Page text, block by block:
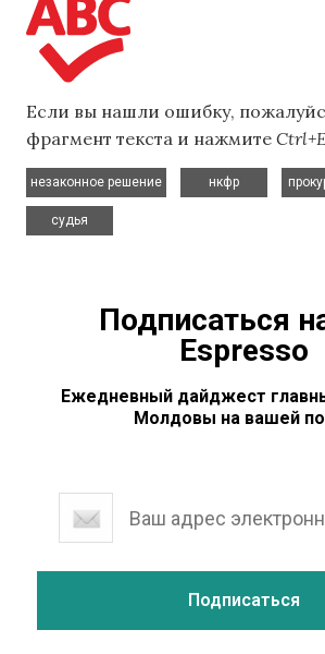
Если вы нашли ошибку,
фрагмент текста и нажмите
незаконное решение
нкфр
судья
Подписаться
Espresso
Ежедневный дайджест
Молдовы на вашей